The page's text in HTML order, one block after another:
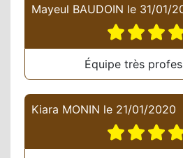
Mayeul BAUDOIN le 31/01/
Équipe très
Kiara MONIN le 21/01/2020